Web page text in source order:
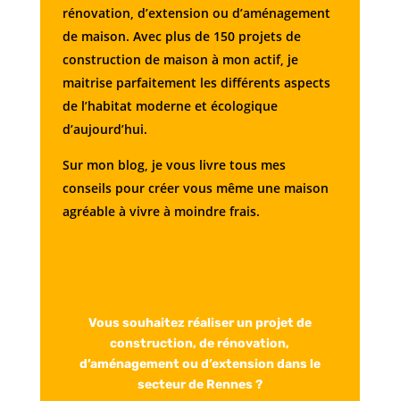
rénovation, d’extension ou d’aménagement
de maison. Avec plus de 150 projets de
construction de maison à mon actif, je
maitrise parfaitement les différents aspects
de l’habitat moderne et écologique
d’aujourd’hui.
Sur mon blog, je vous livre tous mes
conseils pour créer vous même une maison
agréable à vivre à moindre frais.
Vous souhaitez réaliser un projet de
construction, de rénovation,
d’aménagement ou d’extension dans le
secteur de Rennes ?